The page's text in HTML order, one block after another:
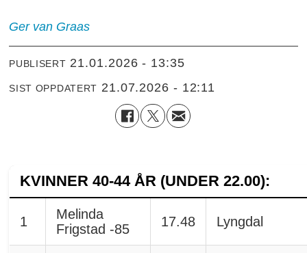
Ger van Graas
PUBLISERT 21.01.2026 - 13:35
SIST OPPDATERT 21.07.2026 - 12:11
KVINNER 40-44 ÅR (UNDER 22.00):
1
Melinda
Frigstad -85
17.48 Lyngdal